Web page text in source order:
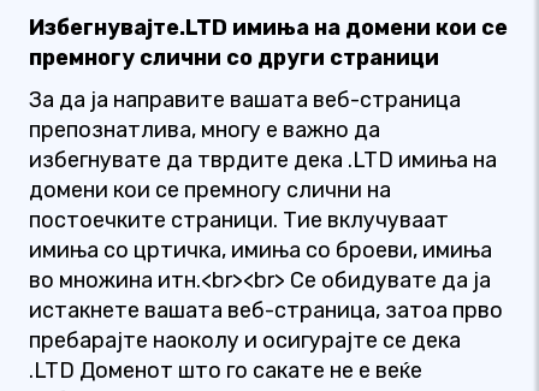
Избегнувајте.LTD имиња на домени кои се
премногу слични со други страници
За да ја направите вашата веб-страница
препознатлива, многу е важно да
избегнувате да тврдите дека .LTD имиња на
домени кои се премногу слични на
постоечките страници. Тие вклучуваат
имиња со цртичка, имиња со броеви, имиња
во множина итн.<br><br> Се обидувате да ја
истакнете вашата веб-страница, затоа прво
пребарајте наоколу и осигурајте се дека
.LTD Доменот што го сакате не е веќе